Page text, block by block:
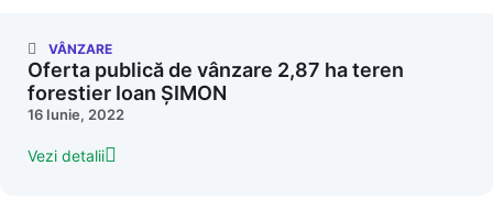
VÂNZARE
Oferta publică de vânzare 2,87 ha teren
forestier Ioan ȘIMON
16 Iunie, 2022
Vezi detalii